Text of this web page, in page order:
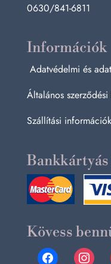
0630/841-6811
Információk
Adatvédelmi és
Általános
Szállítási információk
Kövess
facebookinstagram